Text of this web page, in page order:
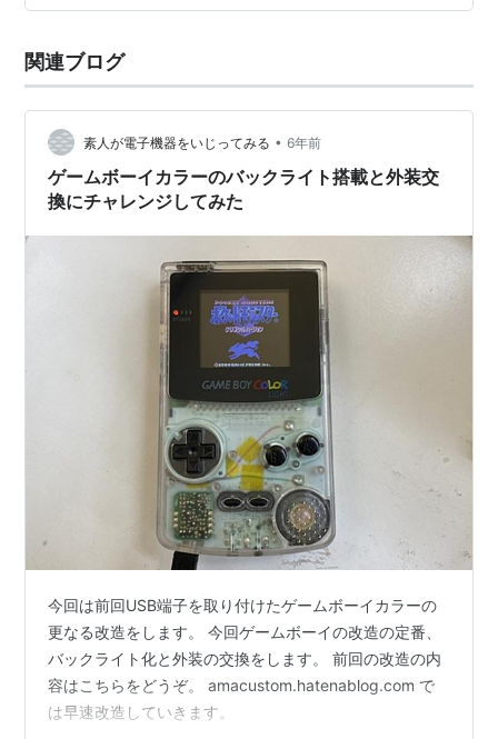
ーリーエクスプレス）441円 合計2,600円 この価格でこ
ボタンとレンズ枠は濃いピンクでそろえましたー！アー
リーエクスプレスは安くていろんなカラー…
関連ブログ
素人が電子機器をいじってみる • 6年前
ゲームボーイカラーのバックライト搭載と外装交
換にチャレンジしてみた
今回は前回USB端子を取り付けたゲームボーイカラーの
更なる改造をします。 今回ゲームボーイの改造の定番、
バックライト化と外装の交換をします。 前回の改造の内
容はこちらをどうぞ。 amacustom.hatenablog.com で
は早速改造していきます。